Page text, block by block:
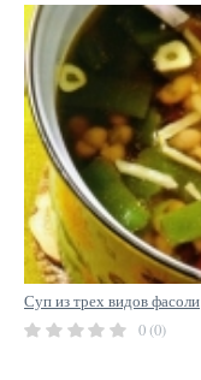
Суп из трех видов фасоли
0 (0)